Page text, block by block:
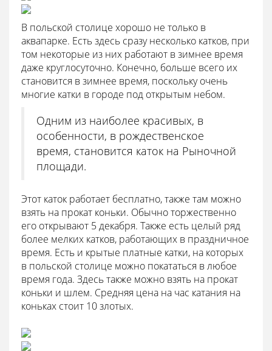
В польской столице хорошо не только в
аквапарке. Есть здесь сразу несколько катков, при
том некоторые из них работают в зимнее время
даже круглосуточно. Конечно, больше всего их
становится в зимнее время, поскольку очень
многие катки в городе под открытым небом.
Одним из наиболее красивых, в
особенности, в рождественское
время, становится каток на Рыночной
площади.
Этот каток работает бесплатно, также там можно
взять на прокат коньки. Обычно торжественно
его открывают 5 декабря. Также есть целый ряд
более мелких катков, работающих в праздничное
время. Есть и крытые платные катки, на которых
в польской столице можно покататься в любое
время года. Здесь также можно взять на прокат
коньки и шлем. Средняя цена на час катания на
коньках стоит 10 злотых.